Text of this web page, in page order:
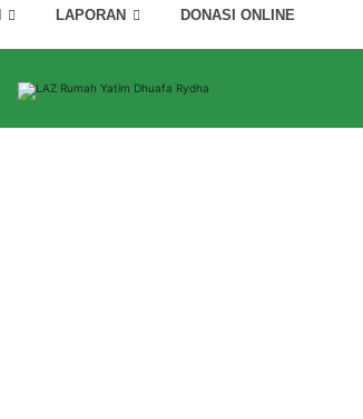
LAPORAN DONASI ONLINE